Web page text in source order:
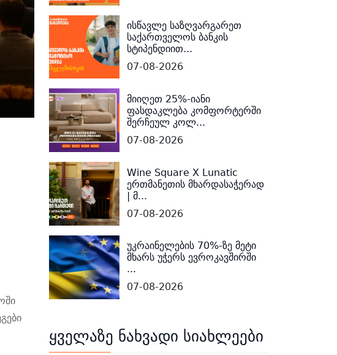
ისწავლე საზღვარგარეთ
საქართველოს ბანკის
სტიპენდიით...
07-08-2026
მიიღეთ 25%-იანი
ფასდაკლება კომფორტერში
შერჩეულ კოლ...
07-08-2026
Wine Square X Lunatic
ერთმანეთის მხარდასაჭერად
| მ...
07-08-2026
უკრაინელების 70%-ზე მეტი
მხარს უჭერს ევროკავშირში
...
07-08-2026
ყველაზე ნახვადი სიახლეები